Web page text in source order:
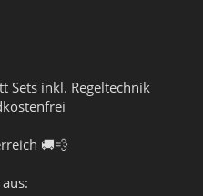
Sets inkl. Regeltechnik
🚚💨